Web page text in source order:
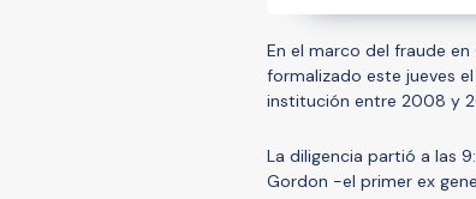
En el marco del fraude
formalizado este jueves
institución entre 2008 y
La diligencia partió a las
Gordon -el primer ex